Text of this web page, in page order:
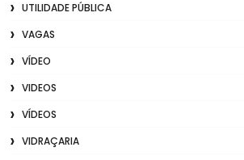
UTILIDADE PÚBLICA
VAGAS
VÍDEO
VIDEOS
VÍDEOS
VIDRAÇARIA